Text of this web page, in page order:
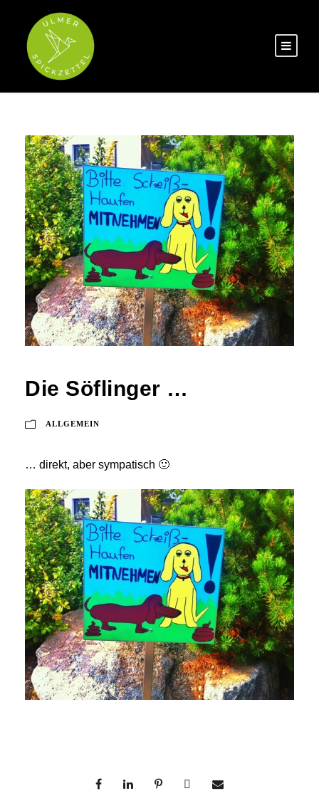
Die Söflinger …
ALLGEMEIN
… direkt, aber sympatisch 🙂